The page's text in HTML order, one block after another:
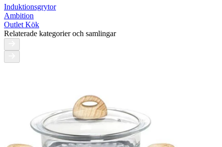
Induktionsgrytor
Ambition
Outlet Kök
Relaterade kategorier och samlingar